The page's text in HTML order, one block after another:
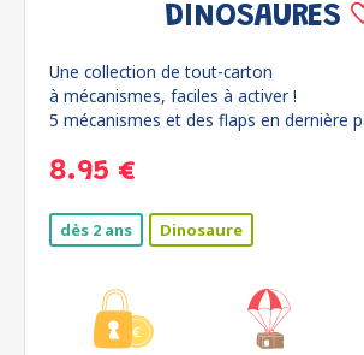
DINOSAURES
Une collection de tout-carton
à mécanismes, faciles à activer !
5 mécanismes et des flaps en dernière
8.95 €
dès 2 ans Dinosaure